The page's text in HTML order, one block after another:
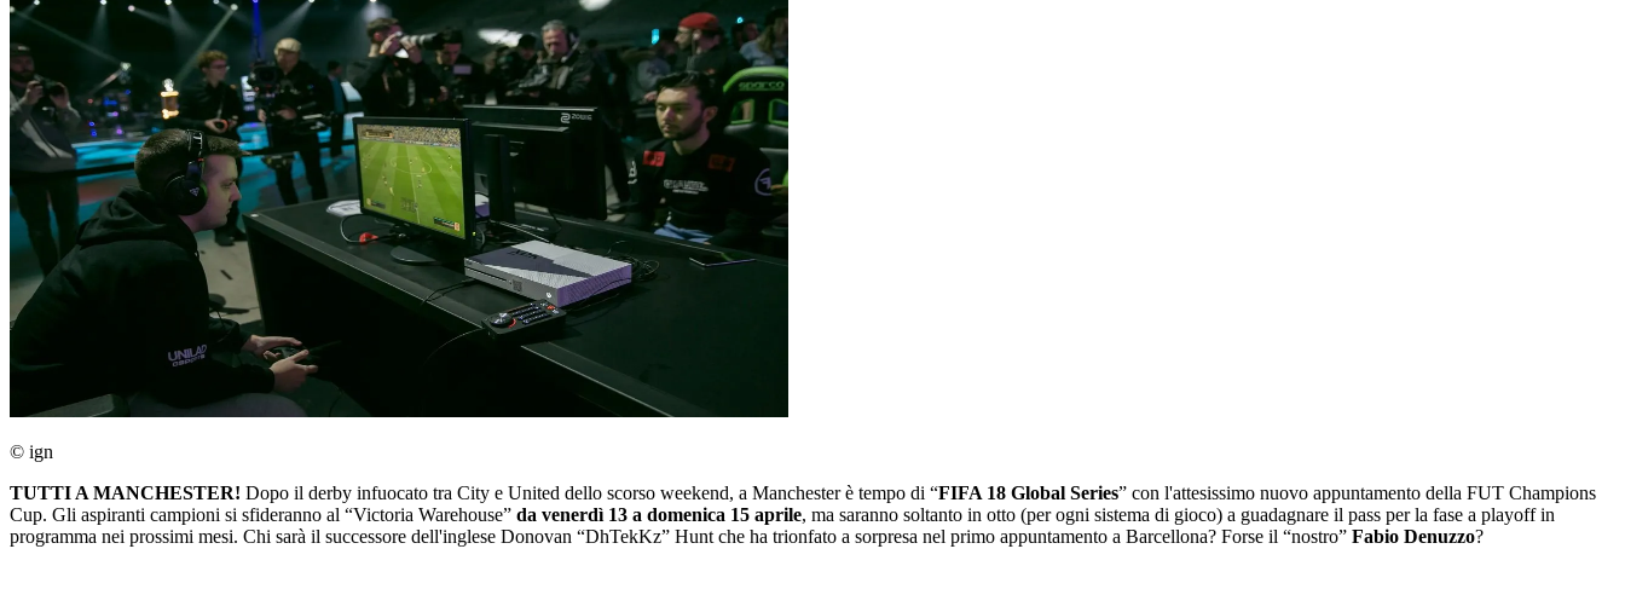
© ign
TUTTI A MANCHESTER! Dopo il derby infuocato tra City e United dello scorso weekend, a Manchester è tempo di “FIFA 18 Global Series” con l'attesissimo nuovo appuntamento della FUT Champions
Cup. Gli aspiranti campioni si sfideranno al “Victoria Warehouse” da venerdì 13 a domenica 15 aprile, ma saranno soltanto in otto (per ogni sistema di gioco) a guadagnare il pass per la fase a playoff in
programma nei prossimi mesi. Chi sarà il successore dell'inglese Donovan “DhTekKz” Hunt che ha trionfato a sorpresa nel primo appuntamento a Barcellona? Forse il “nostro” Fabio Denuzzo?